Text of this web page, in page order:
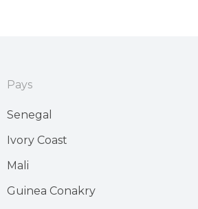
Pays
Senegal
Ivory Coast
Mali
Guinea Conakry